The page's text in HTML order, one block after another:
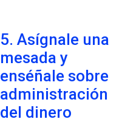
5. Asígnale una
mesada y
enséñale sobre
administración
del dinero